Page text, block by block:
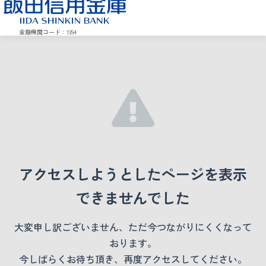
金融機関コード：1394
アクセスしようとしたページを表示
できませんでした
大変申し訳ございません、ただ今つながりにくくなって
おります。
今しばらくお待ち頂き、再度アクセスしてください。